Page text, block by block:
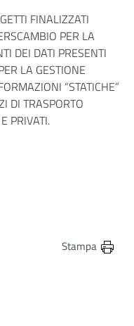
FINALIZZATI
PER LA
DEI DATI PRESENTI
LA GESTIONE
“STATICHE”
DI TRASPORTO
PRIVATI.
su Facebook
pagina su Twitter
questa pagina su Linkedin
questa pagina via
Stampa